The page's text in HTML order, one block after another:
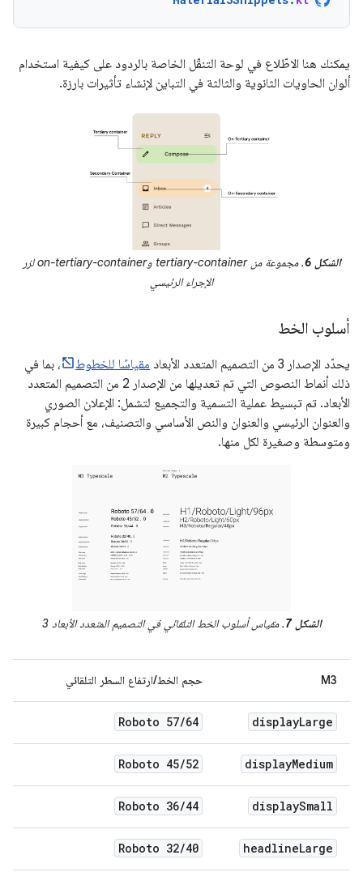
يمكنك هنا الاطّلاع في لوحة التنقّل الخاصة بالردود على كيفية استخدام
ألوان الحاويات الثانوية والثالثة في التباين لإنشاء تأثيرات بارزة.
الشكل 6
. مجموعة من tertiary-container وon-tertiary-container لزر
الإجراء الرئيسي
أسلوب الخط
يحدّد الإصدار 3 من التصميم المتعدد الأبعاد مقياسًا للخطوط
، بما في
ذلك أنماط النصوص التي تم تعديلها من الإصدار 2 من التصميم المتعدد
الأبعاد. تم تبسيط عملية التسمية والتجميع لتشمل: الإعلان الصوري
والعنوان الرئيسي والعنوان والنص الأساسي والتصنيف، مع أحجام كبيرة
ومتوسطة وصغيرة لكل منها.
الشكل 7 . مقياس أسلوب الخط التلقائي في التصميم المتعدد الأبعاد 3
M3 حجم الخط/ارتفاع السطر التلقائي
displayLarge
Roboto 57/64
displayMedium
Roboto 45/52
displaySmall
Roboto 36/44
headlineLarge
Roboto 32/40